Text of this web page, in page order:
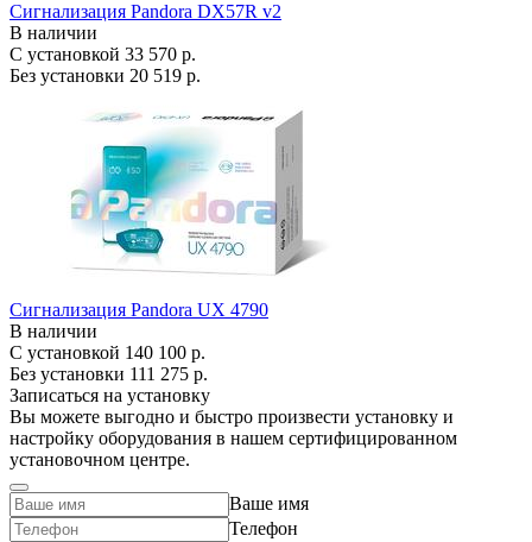
Сигнализация Pandora DX57R v2
В наличии
С установкой 33 570 р.
Без установки 20 519 р.
Сигнализация Pandora UX 4790
В наличии
С установкой 140 100 р.
Без установки 111 275 р.
Записаться на установку
Вы можете выгодно и быстро произвести установку и
настройку оборудования в нашем сертифицированном
установочном центре.
Ваше имя
Телефон